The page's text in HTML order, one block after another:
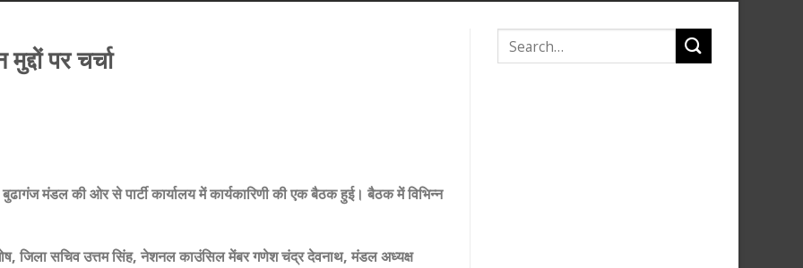
पर चर्चा
बुढागंज मंडल की ओर से पार्टी कार्यालय में कार्यकारिणी की एक बैठक हुई। बैठक में विभिन्न
घोष, जिला सचिव उत्तम सिंह, नेशनल काउंसिल मेंबर गणेश चंद्र देवनाथ, मंडल अध्यक्ष